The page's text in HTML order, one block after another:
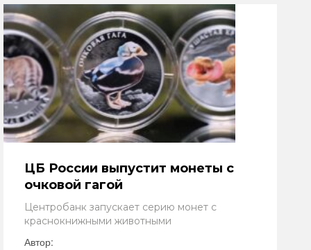
ЦБ России выпустит монеты с
очковой гагой
Центробанк запускает серию монет с
краснокнижными животными
Автор: